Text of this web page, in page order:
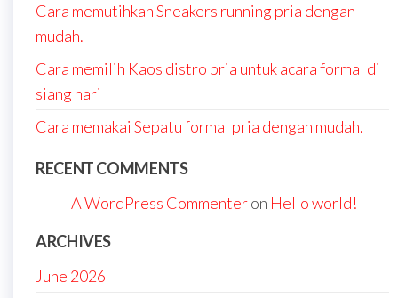
Cara memutihkan Sneakers running pria dengan
mudah.
Cara memilih Kaos distro pria untuk acara formal di
siang hari
Cara memakai Sepatu formal pria dengan mudah.
RECENT COMMENTS
A WordPress Commenteron Hello world!
ARCHIVES
June 2026